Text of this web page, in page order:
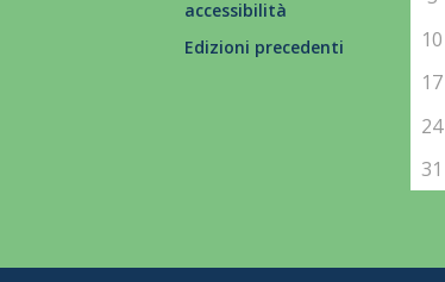
accessibilità
Edizioni precedenti
10
17
24
31